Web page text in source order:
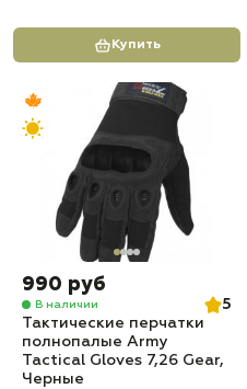
Купить
990 руб
В наличии
5
Тактические перчатки
полнопалые Army
Tactical Gloves 7,26 Gear,
Черные